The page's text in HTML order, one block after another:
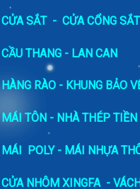
CỬA SẮT-CỬA CỔNG SẮT
THANG - LAN CAN
HÀNG RÀO - KHUNG BẢO
MÁI TÔN - NHÀ THÉP TIỀN
MÁI POLY - MÁI NHỰA
NHÔM XINGFA -